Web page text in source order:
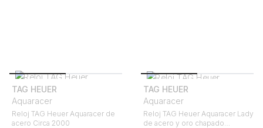
TAG HEUER
Aquaracer
Reloj TAG Heuer Aquaracer de
acero Circa 2000
TAG HEUER
Aquaracer
Reloj TAG Heuer Aquaracer Lady
de acero y oro chapado